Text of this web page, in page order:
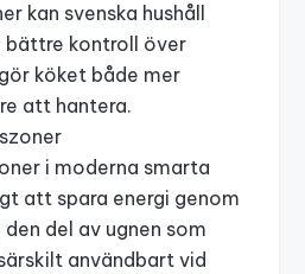
kan svenska hushåll
bättre kontroll över
köket både mer
att hantera.
i moderna smarta
att spara energi genom
del av ugnen som
användbart vid